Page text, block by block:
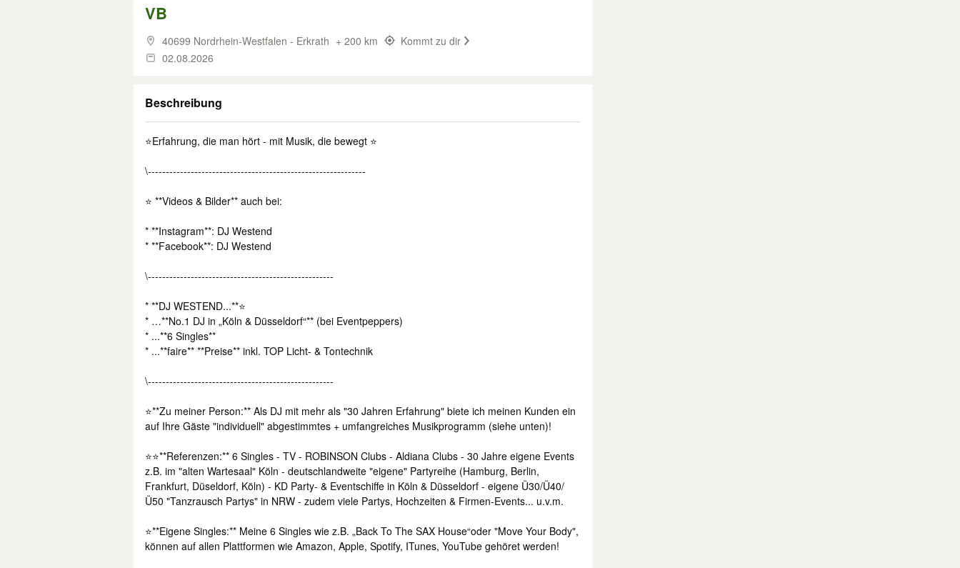
VB
40699 Nordrhein-Westfalen - Erkrath + 200 km
Kommt zu dir
02.08.2026
Beschreibung
⭐Erfahrung, die man hört - mit Musik, die bewegt ⭐
\-------------------------------------------------------------
⭐ **Videos & Bilder** auch bei:
* **Instagram**: DJ Westend
* **Facebook**: DJ Westend
\----------------------------------------------------
* **DJ WESTEND...**⭐
* …**No.1 DJ in „Köln & Düsseldorf“** (bei Eventpeppers)
* ...**6 Singles**
* ...**faire** **Preise** inkl. TOP Licht- & Tontechnik
\----------------------------------------------------
⭐**Zu meiner Person:** Als DJ mit mehr als "30 Jahren Erfahrung" biete ich meinen Kunden ein
auf Ihre Gäste "individuell" abgestimmtes + umfangreiches Musikprogramm (siehe unten)!
⭐⭐**Referenzen:** 6 Singles - TV - ROBINSON Clubs - Aldiana Clubs - 30 Jahre eigene Events
z.B. im "alten Wartesaal" Köln - deutschlandweite "eigene" Partyreihe (Hamburg, Berlin,
Frankfurt, Düseldorf, Köln) - KD Party- & Eventschiffe in Köln & Düsseldorf - eigene Ü30/Ü40/
Ü50 "Tanzrausch Partys" in NRW - zudem viele Partys, Hochzeiten & Firmen-Events... u.v.m.
⭐**Eigene Singles:** Meine 6 Singles wie z.B. „Back To The SAX House“oder "Move Your Body",
können auf allen Plattformen wie Amazon, Apple, Spotify, ITunes, YouTube gehöret werden!